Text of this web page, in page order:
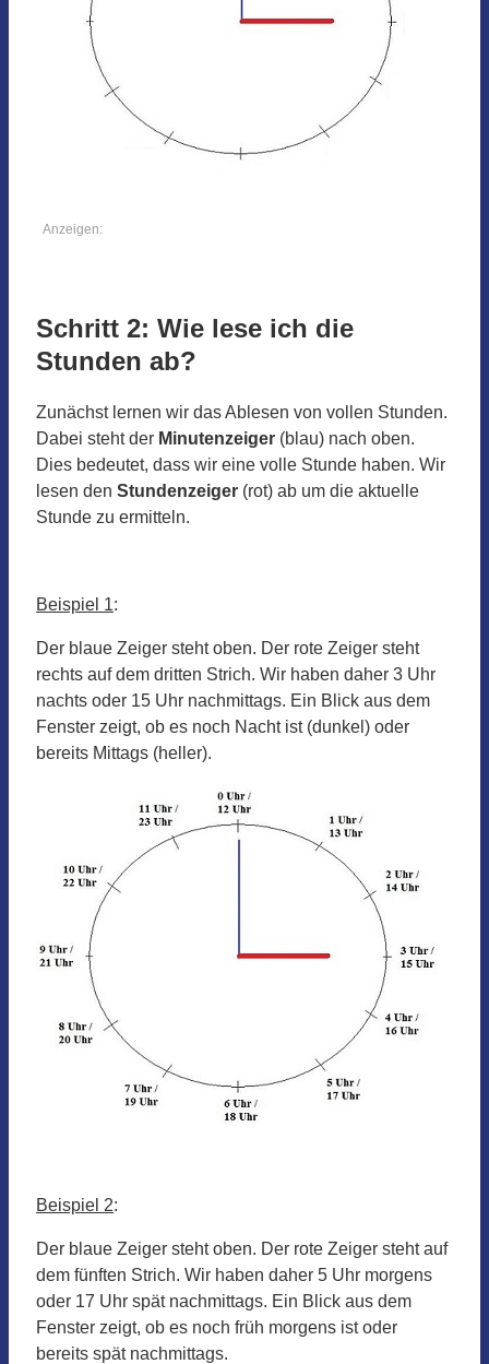
Anzeigen:
Schritt 2: Wie lese ich die
Stunden ab?
Zunächst lernen wir das Ablesen von vollen Stunden.
Dabei steht der Minutenzeiger (blau) nach oben.
Dies bedeutet, dass wir eine volle Stunde haben. Wir
lesen den Stundenzeiger (rot) ab um die aktuelle
Stunde zu ermitteln.
Beispiel 1:
Der blaue Zeiger steht oben. Der rote Zeiger steht
rechts auf dem dritten Strich. Wir haben daher 3 Uhr
nachts oder 15 Uhr nachmittags. Ein Blick aus dem
Fenster zeigt, ob es noch Nacht ist (dunkel) oder
bereits Mittags (heller).
Beispiel 2:
Der blaue Zeiger steht oben. Der rote Zeiger steht auf
dem fünften Strich. Wir haben daher 5 Uhr morgens
oder 17 Uhr spät nachmittags. Ein Blick aus dem
Fenster zeigt, ob es noch früh morgens ist oder
bereits spät nachmittags.